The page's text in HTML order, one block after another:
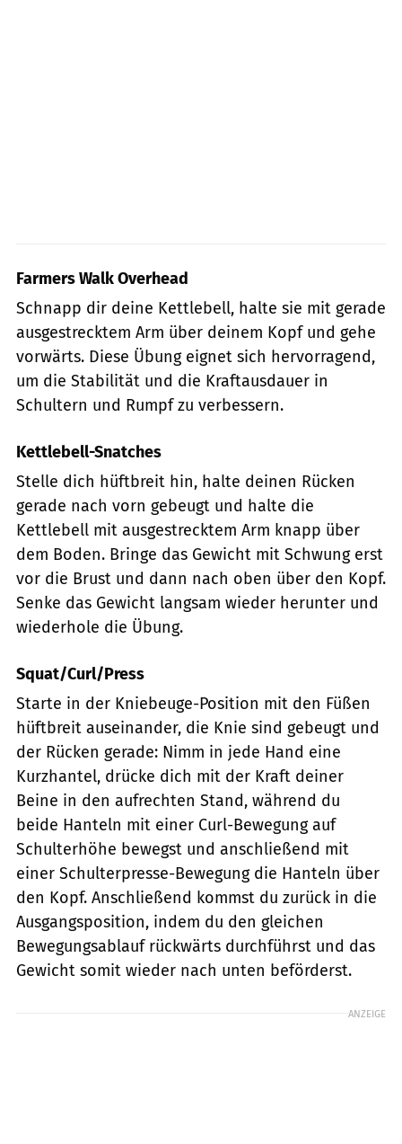
Farmers Walk Overhead
Schnapp dir deine Kettlebell, halte sie mit gerade
ausgestrecktem Arm über deinem Kopf und gehe
vorwärts. Diese Übung eignet sich hervorragend,
um die Stabilität und die Kraftausdauer in
Schultern und Rumpf zu verbessern.
Kettlebell-Snatches
Stelle dich hüftbreit hin, halte deinen Rücken
gerade nach vorn gebeugt und halte die
Kettlebell mit ausgestrecktem Arm knapp über
dem Boden. Bringe das Gewicht mit Schwung erst
vor die Brust und dann nach oben über den Kopf.
Senke das Gewicht langsam wieder herunter und
wiederhole die Übung.
Squat/Curl/Press
Starte in der Kniebeuge-Position mit den Füßen
hüftbreit auseinander, die Knie sind gebeugt und
der Rücken gerade: Nimm in jede Hand eine
Kurzhantel, drücke dich mit der Kraft deiner
Beine in den aufrechten Stand, während du
beide Hanteln mit einer Curl-Bewegung auf
Schulterhöhe bewegst und anschließend mit
einer Schulterpresse-Bewegung die Hanteln über
den Kopf. Anschließend kommst du zurück in die
Ausgangsposition, indem du den gleichen
Bewegungsablauf rückwärts durchführst und das
Gewicht somit wieder nach unten beförderst.
ANZEIGE